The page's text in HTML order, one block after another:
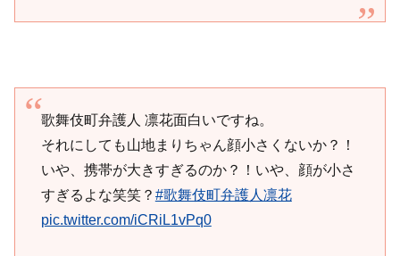
歌舞伎町弁護人 凛花面白いですね。
それにしても山地まりちゃん顔小さくないか？！
いや、携帯が大きすぎるのか？！いや、顔が小さ
すぎるよな笑笑？ #歌舞伎町弁護人凛花
pic.twitter.com/iCRiL1vPq0